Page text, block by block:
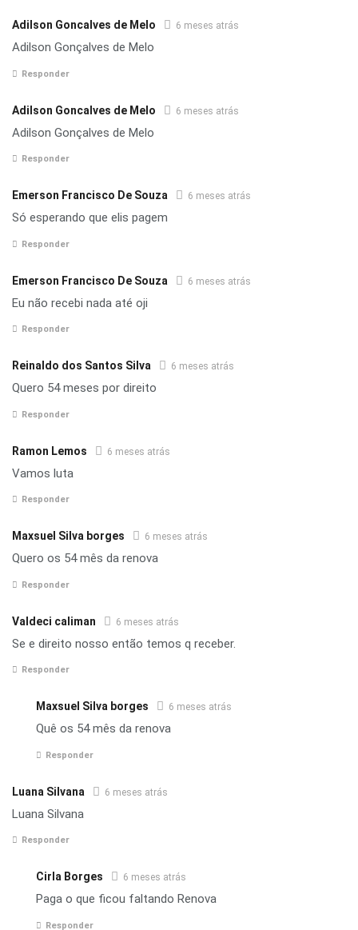
Adilson Goncalves de Melo 6 meses atrás
Adilson Gonçalves de Melo
Responder
Adilson Goncalves de Melo 6 meses atrás
Adilson Gonçalves de Melo
Responder
Emerson Francisco De Souza 6 meses atrás
Só esperando que elis pagem
Responder
Emerson Francisco De Souza 6 meses atrás
Eu não recebi nada até oji
Responder
Reinaldo dos Santos Silva 6 meses atrás
Quero 54 meses por direito
Responder
Ramon Lemos 6 meses atrás
Vamos luta
Responder
Maxsuel Silva borges 6 meses atrás
Quero os 54 mês da renova
Responder
Valdeci caliman 6 meses atrás
Se e direito nosso então temos q receber.
Responder
Maxsuel Silva borges 6 meses atrás
Quê os 54 mês da renova
Responder
Luana Silvana 6 meses atrás
Luana Silvana
Responder
Cirla Borges 6 meses atrás
Paga o que ficou faltando Renova
Responder